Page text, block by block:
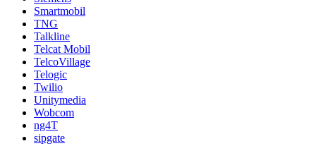
Smartmobil
TNG
Talkline
Telcat Mobil
TelcoVillage
Telogic
Twilio
Unitymedia
Wobcom
ng4T
sipgate